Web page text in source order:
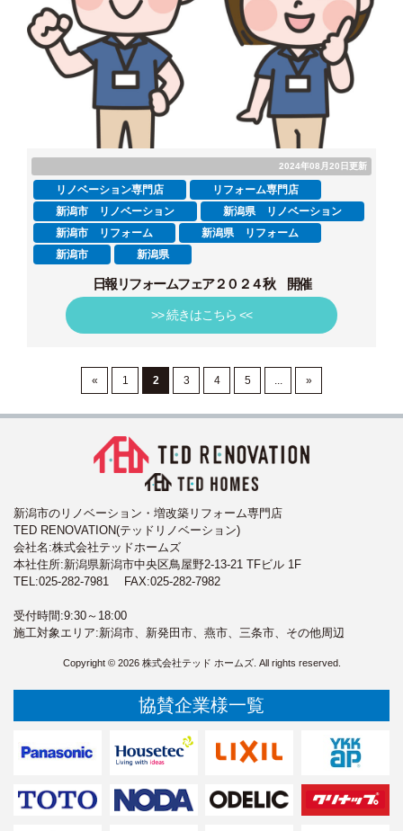
2024年08月20日更新
リノベーション専門店
リフォーム専門店
新潟市 リノベーション
新潟県 リノベーション
新潟市 リフォーム
新潟県 リフォーム
新潟市
新潟県
日報リフォームフェア２０２４秋 開催
>> 続きはこちら <<
« 1 2 3 4 5 ... »
新潟市のリノベーション・増改築リフォーム専門店
TED RENOVATION(テッドリノベーション)
会社名:株式会社テッドホームズ
本社住所:新潟県新潟市中央区鳥屋野2-13-21 TFビル 1F
TEL:025-282-7981 FAX:025-282-7982
受付時間:9:30～18:00
施工対象エリア:新潟市、新発田市、燕市、三条市、その他周辺
Copyright © 2026 株式会社テッド ホームズ. All rights reserved.
協賛企業様一覧